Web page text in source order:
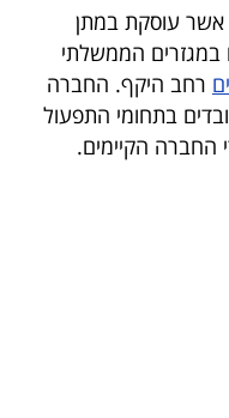
אשר עוסקת במתן
במגזרים הממשלתי
רחב היקף. החברה
מעוניינת לגייס כ-100 עובדים בתחומי התפעול